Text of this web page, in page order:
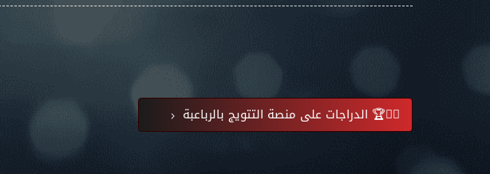
🚴‍♀️🏆 الدراجات على منصة التتويج بالرباعبة